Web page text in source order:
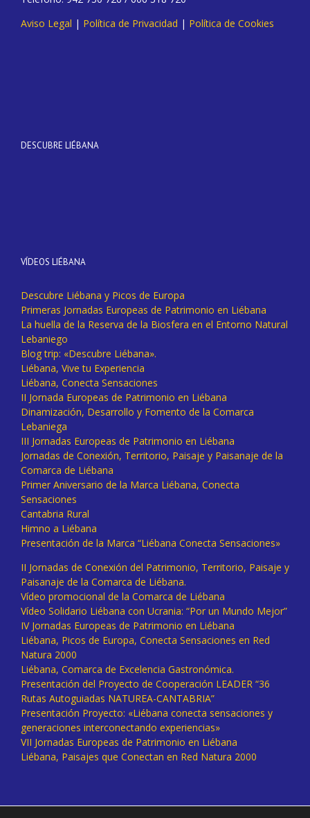
Aviso Legal | Política de Privacidad | Política de Cookies
DESCUBRE LIÉBANA
VÍDEOS LIÉBANA
Descubre Liébana y Picos de Europa
Primeras Jornadas Europeas de Patrimonio en Liébana
La huella de la Reserva de la Biosfera en el Entorno Natural
Lebaniego
Blog trip: «Descubre Liébana».
Liébana, Vive tu Experiencia
Liébana, Conecta Sensaciones
II Jornada Europeas de Patrimonio en Liébana
Dinamización, Desarrollo y Fomento de la Comarca
Lebaniega
III Jornadas Europeas de Patrimonio en Liébana
Jornadas de Conexión, Territorio, Paisaje y Paisanaje de la
Comarca de Liébana
Primer Aniversario de la Marca Liébana, Conecta
Sensaciones
Cantabria Rural
Himno a Liébana
Presentación de la Marca “Liébana Conecta Sensaciones»
II Jornadas de Conexión del Patrimonio, Territorio, Paisaje y
Paisanaje de la Comarca de Liébana.
Vídeo promocional de la Comarca de Liébana
Vídeo Solidario Liébana con Ucrania: “Por un Mundo Mejor”
IV Jornadas Europeas de Patrimonio en Liébana
Liébana, Picos de Europa, Conecta Sensaciones en Red
Natura 2000
Liébana, Comarca de Excelencia Gastronómica.
Presentación del Proyecto de Cooperación LEADER “36
Rutas Autoguiadas NATUREA-CANTABRIA”
Presentación Proyecto: «Liébana conecta sensaciones y
generaciones interconectando experiencias»
VII Jornadas Europeas de Patrimonio en Liébana
Liébana, Paisajes que Conectan en Red Natura 2000